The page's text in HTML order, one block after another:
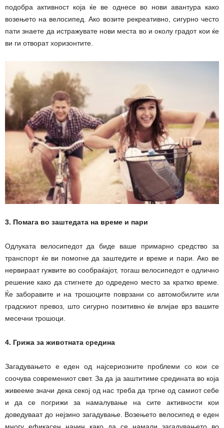
подобра активност која ќе ве однесе во нови авантура како
возењето на велосипед. Ако возите рекреативно, сигурно често
пати знаете да истражувате нови места во и околу градот кои ќе
ви ги отворат хоризонтите.
3. Помага во заштедата на време и пари
Одлуката велосипедот да биде ваше примарно средство за
транспорт ќе ви помогне да заштедите и време и пари. Ако ве
нервираат гужвите во сообраќајот, тогаш велосипедот е одлично
решение како да стигнете до одредено место за кратко време.
Ќе заборавите и на трошоците поврзани со автомобилите или
градскиот превоз, што сигурно позитивно ќе влијае врз вашите
месечни трошоци.
4. Грижа за животната средина
Загадувањето е еден од најсериозните проблеми со кои се
соочува современиот свет. За да ја заштитиме средината во која
живееме значи дека секој од нас треба да тргне од самиот себе
и да се погрижи за намалување на сите активности кои
доведуваат до нејзино загадување. Возењето велосипед е еден